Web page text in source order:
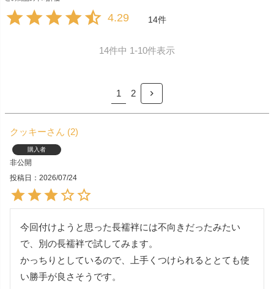
4.29 14
14件中 1-10件表示
1 2
クッキー 2
購入者
非公開
投稿日
2026/07/24
今回付けようと思った長襦袢には不向きだったみたい
で、別の長襦袢で試してみます。
かっちりとしているので、上手くつけられるととても使
い勝手が良さそうです。